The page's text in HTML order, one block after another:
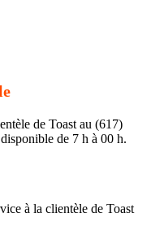
de Toast au (617)
de 7 h à 00 h.
à la clientèle de Toast